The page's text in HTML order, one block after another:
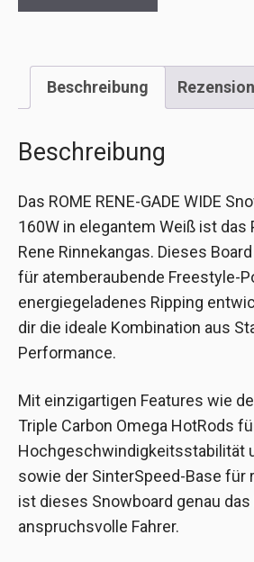
Beschreibung
Beschreibung
Das ROME RENE-GADE WIDE
160W in elegantem Weiß ist das
Rene Rinnekangas. Dieses
für atemberaubende Freestyle-
energiegeladenes Ripping
dir die ideale Kombination aus
Performance.
Mit einzigartigen Features wie
Triple Carbon Omega HotRods
Hochgeschwindigkeitsstabilität
sowie der SinterSpeed-Base für
ist dieses Snowboard genau
anspruchsvolle Fahrer.